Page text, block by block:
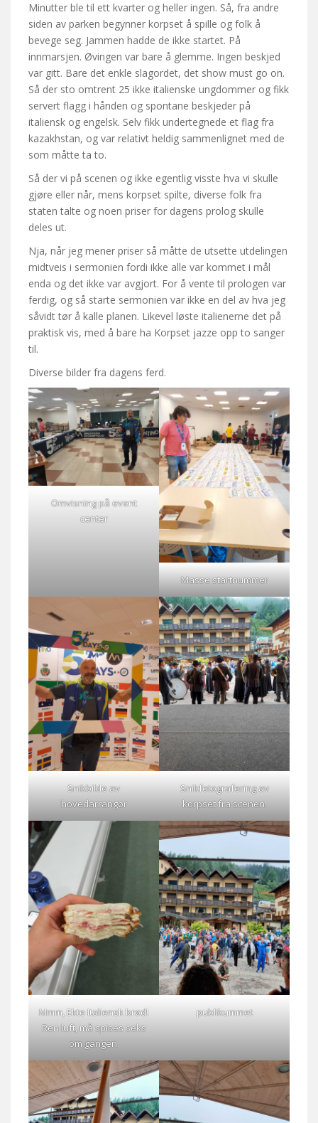
Minutter ble til ett kvarter og heller ingen. Så, fra andre
siden av parken begynner korpset å spille og folk å
bevege seg. Jammen hadde de ikke startet. På
innmarsjen. Øvingen var bare å glemme. Ingen beskjed
var gitt. Bare det enkle slagordet, det show must go on.
Så der sto omtrent 25 ikke italienske ungdommer og fikk
servert flagg i hånden og spontane beskjeder på
italiensk og engelsk. Selv fikk undertegnede et flag fra
kazakhstan, og var relativt heldig sammenlignet med de
som måtte ta to.
Så der vi på scenen og ikke egentlig visste hva vi skulle
gjøre eller når, mens korpset spilte, diverse folk fra
staten talte og noen priser for dagens prolog skulle
deles ut.
Nja, når jeg mener priser så måtte de utsette utdelingen
midtveis i sermonien fordi ikke alle var kommet i mål
enda og det ikke var avgjort. For å vente til prologen var
ferdig, og så starte sermonien var ikke en del av hva jeg
såvidt tør å kalle planen. Likevel løste italienerne det på
praktisk vis, med å bare ha Korpset jazze opp to sanger
til.
Diverse bilder fra dagens ferd.
Omvisning på event
center
Masse startnummer
Snikbilde av
hovedarrangør
Snikfotografering av
korpset fra scenen.
Mmm, Ekte Italiensk brød!
Ren luft, må spises seks
om gangen.
publikummet